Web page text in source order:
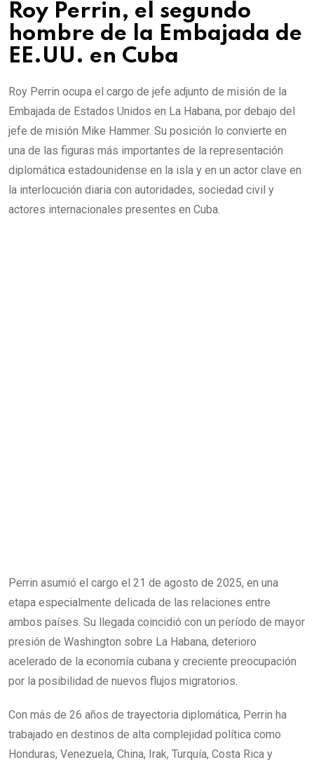
Roy Perrin, el segundo
hombre de la Embajada de
EE.UU. en Cuba
Roy Perrin ocupa el cargo de jefe adjunto de misión de la
Embajada de Estados Unidos en La Habana, por debajo del
jefe de misión Mike Hammer. Su posición lo convierte en
una de las figuras más importantes de la representación
diplomática estadounidense en la isla y en un actor clave en
la interlocución diaria con autoridades, sociedad civil y
actores internacionales presentes en Cuba.
Perrin asumió el cargo el 21 de agosto de 2025, en una
etapa especialmente delicada de las relaciones entre
ambos países. Su llegada coincidió con un período de mayor
presión de Washington sobre La Habana, deterioro
acelerado de la economía cubana y creciente preocupación
por la posibilidad de nuevos flujos migratorios.
Con más de 26 años de trayectoria diplomática, Perrin ha
trabajado en destinos de alta complejidad política como
Honduras, Venezuela, China, Irak, Turquía, Costa Rica y